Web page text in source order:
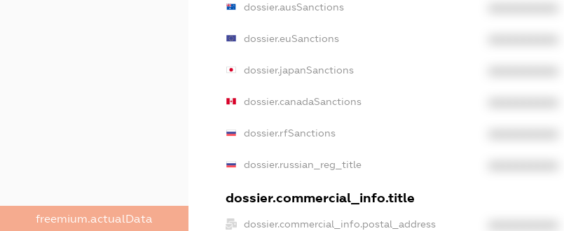
freemium.actualData
dossier.ausSanctions
dossier.euSanctions
dossier.japanSanctions
dossier.canadaSanctions
dossier.rfSanctions
dossier.russian_reg_title
dossier.commercial_info.title
dossier.commercial_info.postal_address